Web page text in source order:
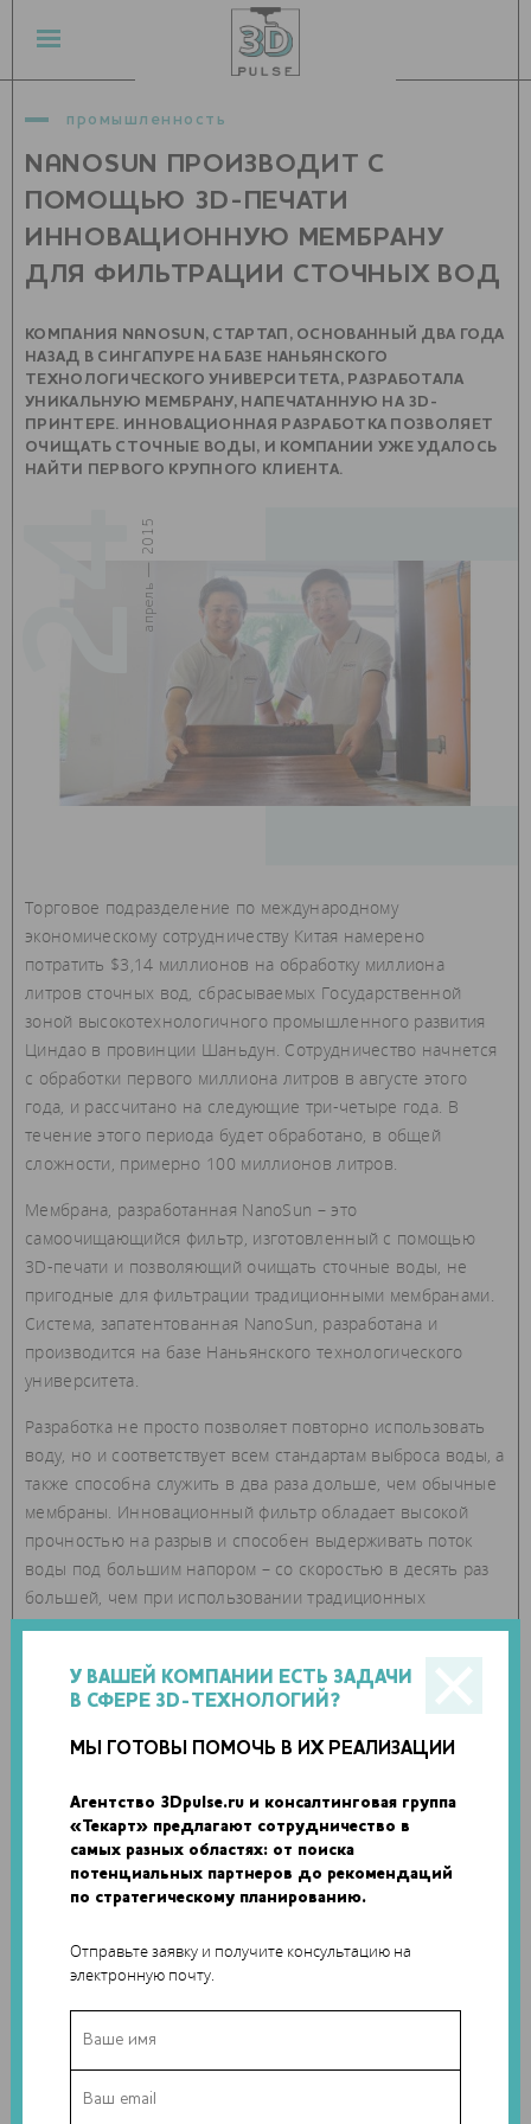
У ВАШЕЙ КОМПАНИИ ЕСТЬ ЗАДАЧИ
В СФЕРЕ 3D-ТЕХНОЛОГИЙ?
МЫ ГОТОВЫ ПОМОЧЬ В ИХ РЕАЛИЗАЦИИ
Агентство 3Dpulse.ru и консалтинговая группа
«Текарт» предлагают сотрудничество в
самых разных областях: от поиска
потенциальных партнеров до рекомендаций
по стратегическому планированию.
Отправьте заявку и получите консультацию на
электронную почту.
промышленность
NANOSUN ПРОИЗВОДИТ С
ПОМОЩЬЮ 3D-ПЕЧАТИ
ИННОВАЦИОННУЮ МЕМБРАНУ
ДЛЯ ФИЛЬТРАЦИИ СТОЧНЫХ ВОД
КОМПАНИЯ NANOSUN, СТАРТАП, ОСНОВАННЫЙ ДВА ГОДА
НАЗАД В СИНГАПУРЕ НА БАЗЕ НАНЬЯНСКОГО
ТЕХНОЛОГИЧЕСКОГО УНИВЕРСИТЕТА, РАЗРАБОТАЛА
УНИКАЛЬНУЮ МЕМБРАНУ, НАПЕЧАТАННУЮ НА 3D-
ПРИНТЕРЕ. ИННОВАЦИОННАЯ РАЗРАБОТКА ПОЗВОЛЯЕТ
ОЧИЩАТЬ СТОЧНЫЕ ВОДЫ, И КОМПАНИИ УЖЕ УДАЛОСЬ
НАЙТИ ПЕРВОГО КРУПНОГО КЛИЕНТА.
24
апрель — 2015
Торговое подразделение по международному
экономическому сотрудничеству Китая намерено
потратить $3,14 миллионов на обработку миллиона
литров сточных вод, сбрасываемых Государственной
зоной высокотехнологичного промышленного развития
Циндао в провинции Шаньдун. Сотрудничество начнется
с обработки первого миллиона литров в августе этого
года, и рассчитано на следующие три-четыре года. В
течение этого периода будет обработано, в общей
сложности, примерно 100 миллионов литров.
Мембрана, разработанная NanoSun – это
самоочищающийся фильтр, изготовленный с помощью
3D-печати и позволяющий очищать сточные воды, не
пригодные для фильтрации традиционными мембранами.
Система, запатентованная NanoSun, разработана и
производится на базе Наньянского технологического
университета.
Разработка не просто позволяет повторно использовать
воду, но и соответствует всем стандартам выброса воды, а
также способна служить в два раза дольше, чем обычные
мембраны. Инновационный фильтр обладает высокой
прочностью на разрыв и способен выдерживать поток
воды под большим напором – со скоростью в десять раз
большей, чем при использовании традиционных
фильтров.
антибактериальными свойствами и механизмом
предотвращения обрастания морскими организмами. В
отличие от большинства мембран для фильтрации воды,
разработка NanoSun изготовлена из диоксида титана.
Благодаря этому мембрана может прослужить гораздо
дольше и способна выдерживать экстремально низкие и